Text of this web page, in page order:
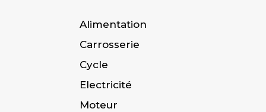
Alimentation
Carrosserie
Cycle
Electricité
Moteur